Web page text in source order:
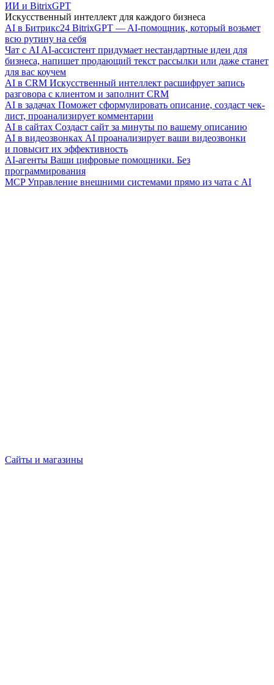
ИИ и BitrixGPT
Искусственный интеллект для каждого бизнеса
AI в Битрикс24 BitrixGPT — AI-помощник, который возьмет
всю рутину на себя
Чат с AI AI-ассистент придумает нестандартные идеи для
бизнеса, напишет продающий текст рассылки или даже станет
для вас коучем
AI в CRM Искусственный интеллект расшифрует запись
разговора с клиентом и заполнит CRM
AI в задачах Поможет сформулировать описание, создаст чек-
лист, проанализирует комментарии
AI в сайтах Создаст сайт за минуты по вашему описанию
AI в видеозвонках AI проанализирует ваши видеозвонки
и повысит их эффективность
AI-агенты Ваши цифровые помощники. Без
программирования
MCP Управление внешними системами прямо из чата с AI
Сайты и магазины